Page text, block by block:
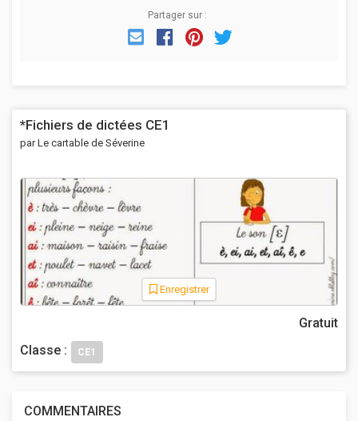
Partager sur :
EmailFacebook
Pinterest
*Fichiers de dictées CE1
par Le cartable de Séverine
Enregistrer
Gratuit
Classe :
CE1
COMMENTAIRES